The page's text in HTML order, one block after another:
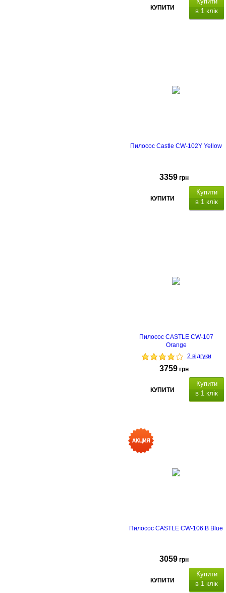
КУПИТИ
в 1 клік
Пилосос Castle CW-102Y Yellow
3359 грн
КУПИТИ
Купити
в 1 клік
Пилосос CASTLE CW-107
Orange
2 відгуки
3759 грн
КУПИТИ
Купити
в 1 клік
Пилосос CASTLE CW-106 B Blue
3059 грн
КУПИТИ
Купити
в 1 клік